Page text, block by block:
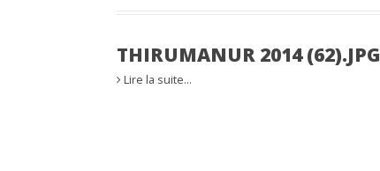
THIRUMANUR 2014 (62).JPG
Lire la suite…